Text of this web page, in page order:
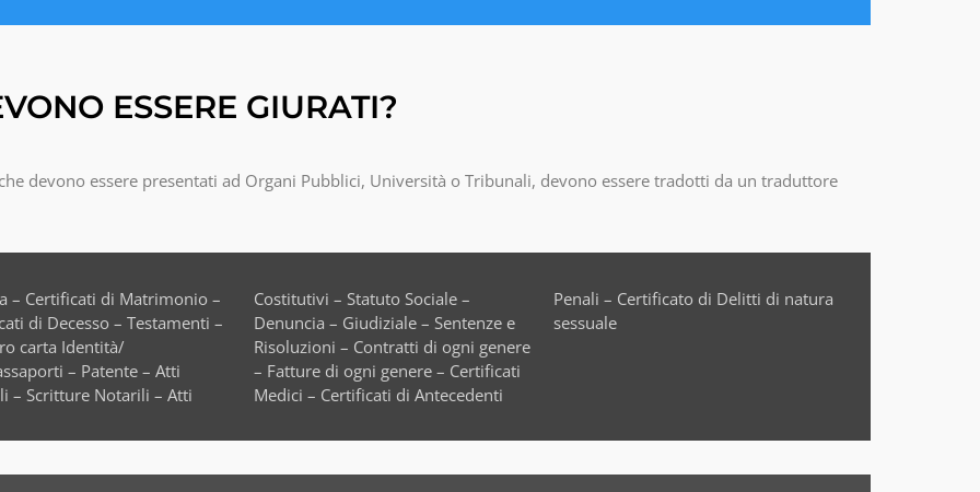
ESSERE GIURATI?
devono essere presentati ad Organi Pubblici, Università o Tribunali, devono essere tradotti da un traduttore
sessuale